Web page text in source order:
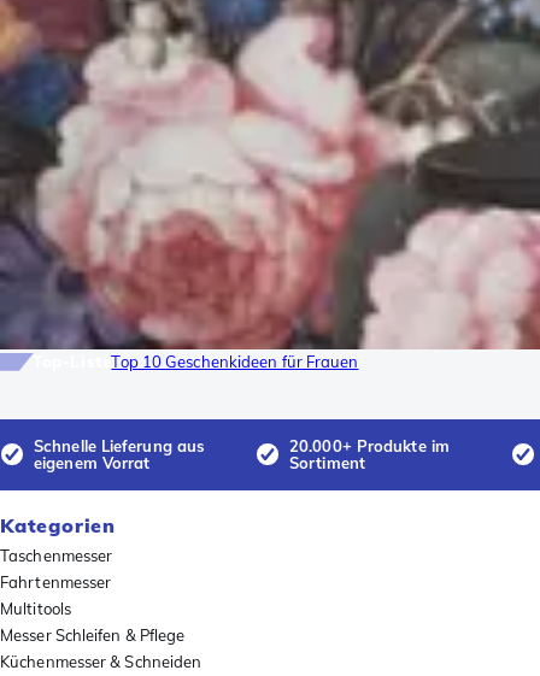
Top-ListeTop 10 Geschenkideen für Frauen
Schnelle Lieferung aus
eigenem Vorrat
20.000+ Produkte im
Sortiment
Kategorien
Taschenmesser
Fahrtenmesser
Multitools
Messer Schleifen & Pflege
Küchenmesser & Schneiden